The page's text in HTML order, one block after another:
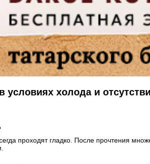
холода и
проходят гладко. После прочтения